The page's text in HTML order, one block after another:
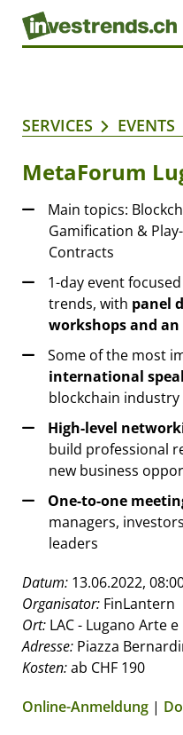
SERVICES EVENTS
MetaForum
Main topics:
Gamification &
Contracts
1-day event
trends, with panel
workshops and
Some of the most
international
blockchain industry
High-level
build professional
new business
One-to-one
managers,
leaders
Datum: 13.06.2022,
Organisator: FinLantern
Ort: LAC - Lugano Arte
Adresse: Piazza
Kosten:ab CHF 190
Online-Anmeldung |